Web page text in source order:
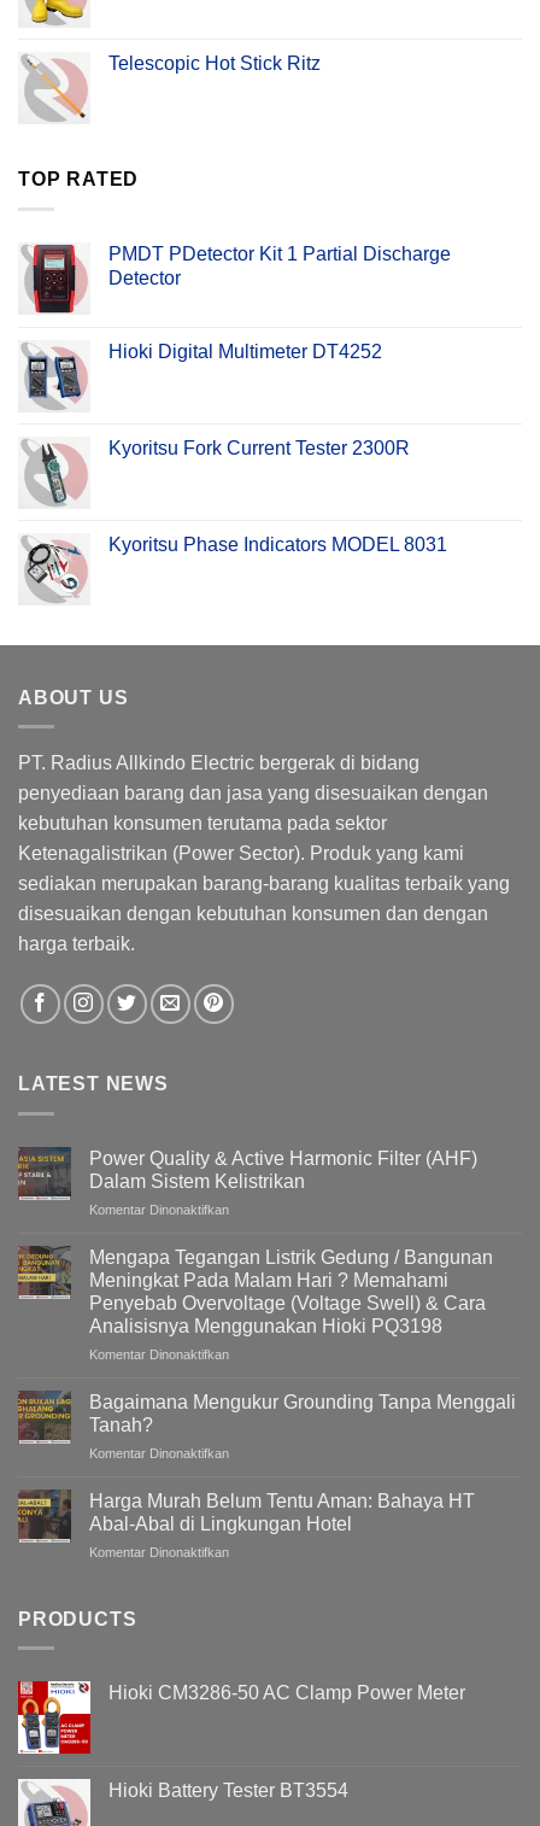
Telescopic Hot Stick Ritz
TOP RATED
PMDT PDetector Kit 1 Partial Discharge
Detector
Hioki Digital Multimeter DT4252
Kyoritsu Fork Current Tester 2300R
Kyoritsu Phase Indicators MODEL 8031
ABOUT US
PT. Radius Allkindo Electric bergerak di bidang
penyediaan barang dan jasa yang disesuaikan dengan
kebutuhan konsumen terutama pada sektor
Ketenagalistrikan (Power Sector). Produk yang kami
sediakan merupakan barang-barang kualitas terbaik yang
disesuaikan dengan kebutuhan konsumen dan dengan
harga terbaik.
LATEST NEWS
Power Quality & Active Harmonic Filter (AHF)
Dalam Sistem Kelistrikan
Komentar Dinonaktifkanpada
Quality
&
Active
Harmonic
Filter
(AHF)
Sistem
Kelistrikan
Mengapa Tegangan Listrik Gedung / Bangunan
Meningkat Pada Malam Hari ? Memahami
Penyebab Overvoltage (Voltage Swell) & Cara
Analisisnya Menggunakan Hioki PQ3198
Komentar Dinonaktifkanpada
Tegangan
Listrik
/
Meningkat
Pada
Malam
Hari
&
Hioki
Bagaimana Mengukur Grounding Tanpa Menggali
Tanah?
Komentar Dinonaktifkanpada
Mengukur
Grounding
Tanpa
Menggali
Harga Murah Belum Tentu Aman: Bahaya HT
Abal-Abal di Lingkungan Hotel
Komentar Dinonaktifkanpada
HT
Hotel
PRODUCTS
Hioki CM3286-50 AC Clamp Power Meter
Hioki Battery Tester BT3554